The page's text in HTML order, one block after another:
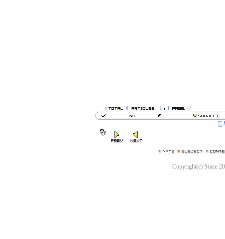
0 1 1
등
Copyright(c) Since